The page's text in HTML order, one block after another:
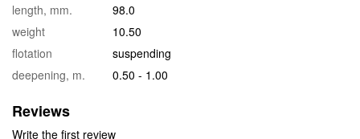
length, mm.
98.0
weight
10.50
flotation
suspending
deepening, m.
0.50 - 1.00
Reviews
Write the first review